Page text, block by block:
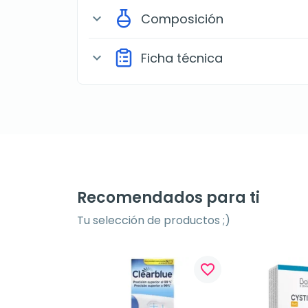
expand_more Composición
expand_more Ficha técnica
Recomendados para ti
Tu selección de productos ;)
favorite_border